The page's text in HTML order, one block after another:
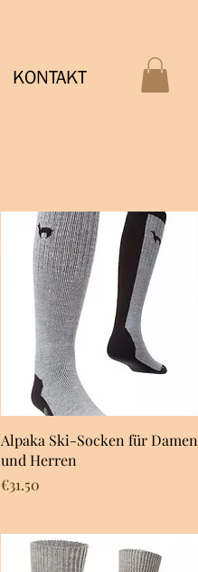
KONTAKT
Quick View
Alpaka Ski-Socken für Damen
und Herren
Price
€31.50